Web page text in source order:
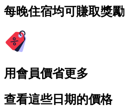
每晚住宿均可賺取獎勵
用會員價省更多
查看這些日期的價格